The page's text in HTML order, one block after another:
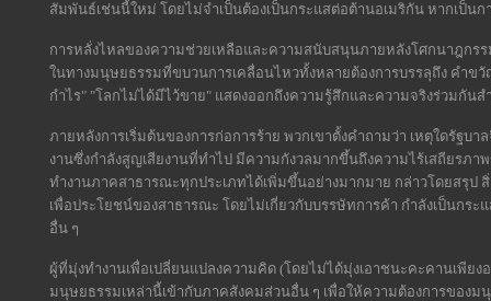
สัมพันธ์เช่นนี้ใหม่ โดยไม่จำเป็นต้องเป็นกระแสต่อต้านอเมริกัน หากเป็น
การหลั่งไหลของความช่วยเหลือและความสนับสนุนภายหลังโศกนาฎกรร
ในทางมนุษยธรรมที่ขบวนการเคลื่อนไหวทั้งหลายต้องการบรรลุถึง คำ
กำไร" "โลกไม่ได้มีไว้ขาย" แสดงออกถึงความรู้สึกและความจริงร่วมกัน
ภายหลังการเริ่มต้นของการก่อการร้าย พวกเขาตั้งคำถามว่า เหตุใดรัฐบ
งานซึ่งกำลังสูญเสียงานที่ทำไป มีความกังวลมากขึ้นถึงความไร้เสถียรภ
ทำงานภาคสาธารณะทุกประเภทได้เพิ่มขึ้นอย่างมากมาย กล่าวโดยสรุป
เพื่อประโยชน์ของสาธารณะ โดยไม่เกี่ยวกับบรรษัทการค้า กำลังเป็นกร
อื่น ๆ
ผู้ที่มุ่งทำงานเพื่อเปลี่ยนแปลงความคิด (โดยไม่ได้มุ่งเอาชนะคะคานเพียง
มนุษยธรรมเหล่านี้เข้ากับภาคสังคมส่วนอื่น ๆ เพื่อให้ความต้องการของ